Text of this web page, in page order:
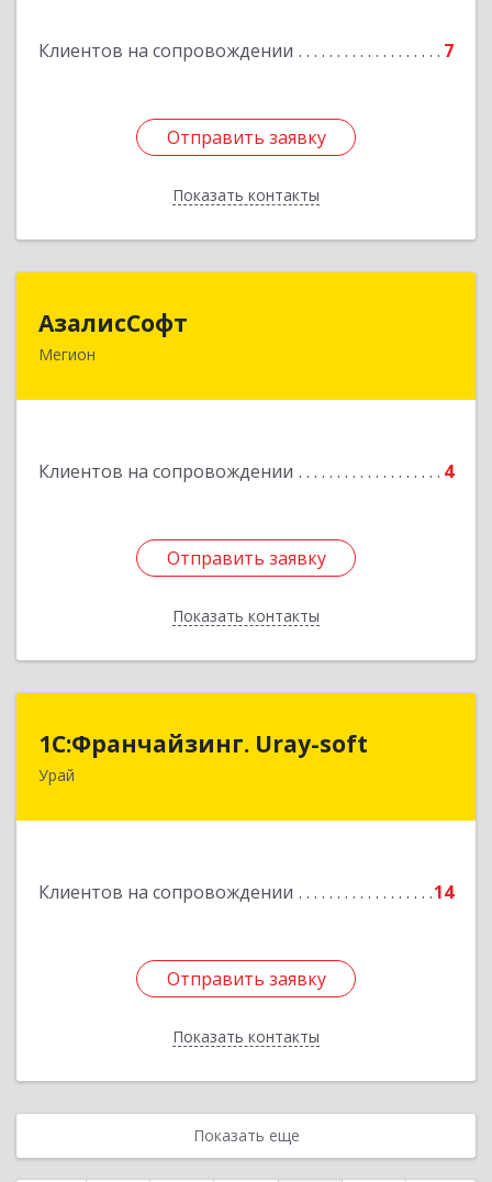
Клиентов на сопровождении 7
Отправить заявку
Показать контакты
Отправить заявку
Назад
АзалисСофт
Мегион
Клиентов на сопровождении 4
Отправить заявку
Показать контакты
628690, Ханты-Мансийский Автономный округ
Подробнее
Отправить заявку
Назад
1С:Франчайзинг. Uray-soft
Урай
Клиентов на сопровождении 14
Отправить заявку
Показать контакты
1С:Франчайзинг. Uray-soft
628284, Ханты-Мансийский Автономный округ
Отправить заявку
Назад
Показать еще